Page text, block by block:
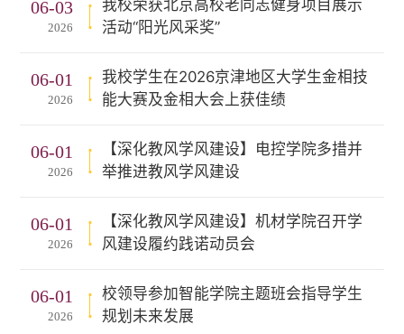
06-03
2026
我校荣获北京高校老同志健身项目展示
活动“阳光风采奖”
06-01
2026
我校学生在2026京津地区大学生金相技
能大赛及金相大会上获佳绩
06-01
2026
【深化教风学风建设】电控学院多措并
举推进教风学风建设
06-01
2026
【深化教风学风建设】机材学院召开学
风建设履约践诺动员会
06-01
2026
校领导参加智能学院主题班会指导学生
规划未来发展